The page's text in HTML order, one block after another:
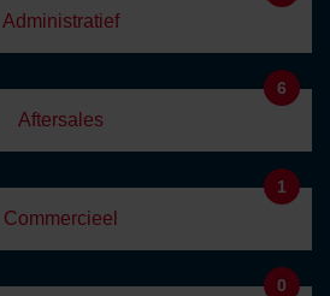
Administratief
Aftersales
6
Commercieel
1
0